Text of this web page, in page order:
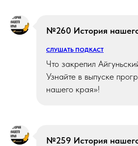
№260 История
СЛУШАТЬ ПОДКАСТ
Что закрепил
Узнайте в выпуске
нашего края»!
№259 История